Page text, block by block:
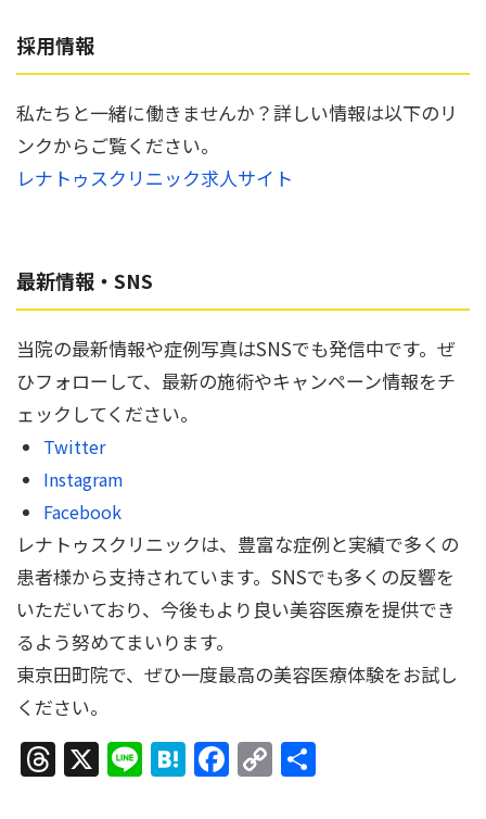
採用情報
私たちと一緒に働きませんか？詳しい情報は以下のリ
ンクからご覧ください。
レナトゥスクリニック求人サイト
最新情報・SNS
当院の最新情報や症例写真はSNSでも発信中です。ぜ
ひフォローして、最新の施術やキャンペーン情報をチ
ェックしてください。
Twitter
Instagram
Facebook
レナトゥスクリニックは、豊富な症例と実績で多くの
患者様から支持されています。SNSでも多くの反響を
いただいており、今後もより良い美容医療を提供でき
るよう努めてまいります。
東京田町院で、ぜひ一度最高の美容医療体験をお試し
ください。
Threads
X LineHatena
Facebook
Copy